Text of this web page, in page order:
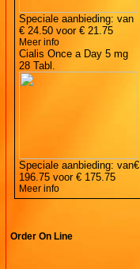
Speciale aanbieding: van
€ 24.50 voor € 21.75
Meer info
Cialis Once a Day 5 mg
28 Tabl.
Speciale aanbieding: van€
196.75 voor € 175.75
Meer info
Order On Line